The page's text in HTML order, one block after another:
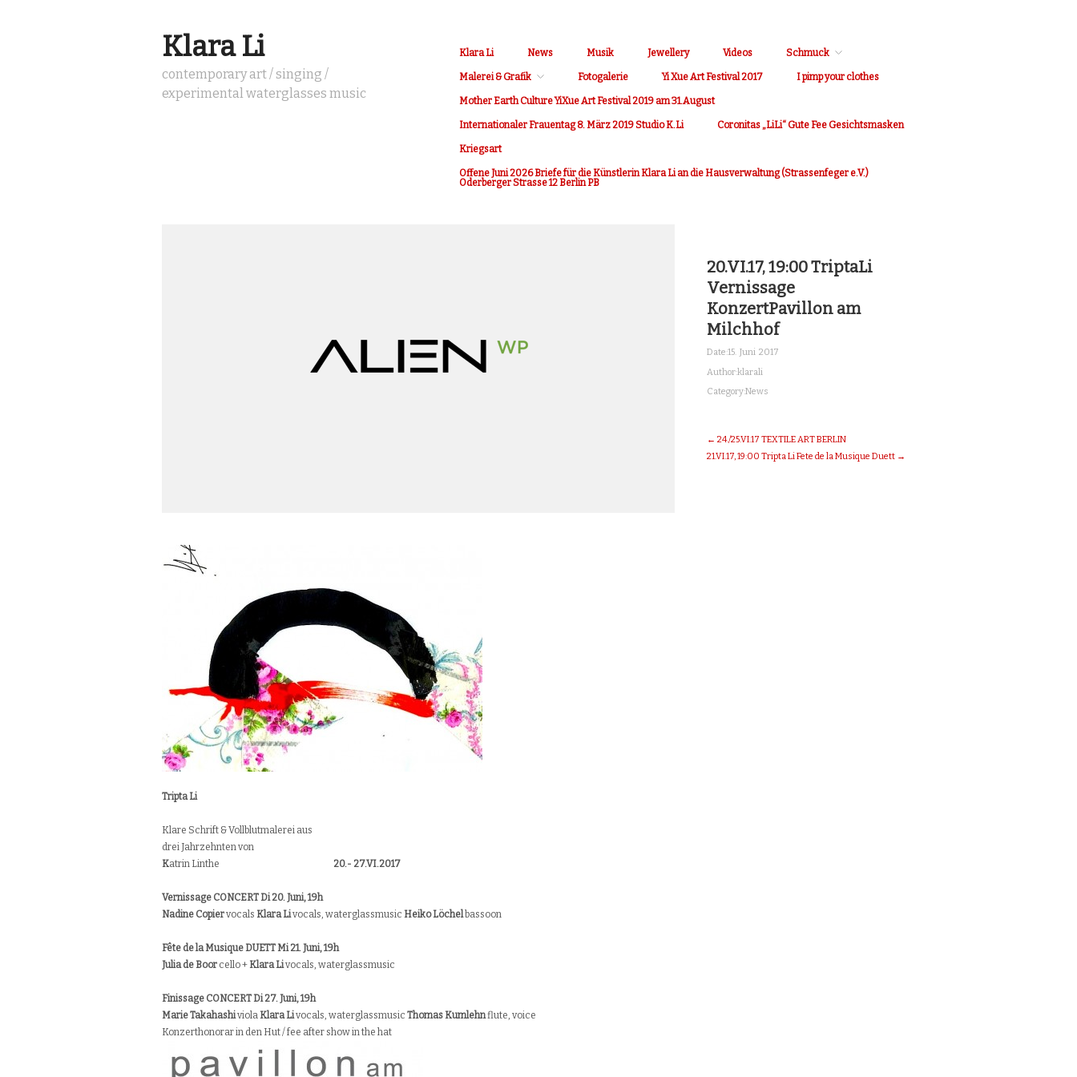
Klara Li
contemporary art / singing /
experimental waterglasses music
Klara Li News Musik Jewellery Videos Schmuck
Malerei & Grafik Fotogalerie Yi Xue Art Festival 2017 I pimp your clothes
Mother Earth Culture YiXue Art Festival 2019 am 31.August
Internationaler Frauentag 8. März 2019 Studio K.Li Coronitas „LiLi“ Gute Fee Gesichtsmasken
Kriegsart
Offene Juni 2026 Briefe für die Künstlerin Klara Li an die Hausverwaltung (Strassenfeger e.V.)
Oderberger Strasse 12 Berlin PB
20.VI.17, 19:00 TriptaLi
Vernissage
KonzertPavillon am
Milchhof
Date:15. Juni 2017
Author:klarali
Category:News
← 24./25.VI.17 TEXTILE ART BERLIN
21.VI.17, 19:00 Tripta Li Fete de la Musique Duett →
TriptaLi
Klare Schrift & Vollblutmalerei aus
drei Jahrzehnten von
Katrin Linthe 20.- 27.VI.2017
Vernissage CONCERT Di 20. Juni, 19h
Nadine Copiervocals Klara Livocals, waterglassmusic Heiko Löchel bassoon
Fête de la Musique DUETT Mi 21. Juni, 19h
Julia de Boor cello + Klara Livocals, waterglassmusic
Finissage CONCERT Di 27. Juni, 19h
Marie Takahashiviola Klara Livocals, waterglassmusic Thomas Kumlehnflute, voice
Konzerthonorar in den Hut / fee after show in the hat